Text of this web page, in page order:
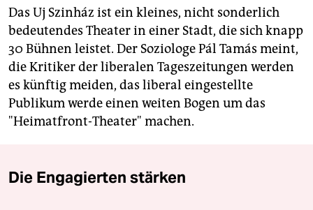
Das Uj Szinház ist ein kleines, nicht sonderlich
bedeutendes Theater in einer Stadt, die sich knapp
30 Bühnen leistet. Der Soziologe Pál Tamás meint,
die Kritiker der liberalen Tageszeitungen werden
es künftig meiden, das liberal eingestellte
Publikum werde einen weiten Bogen um das
"Heimatfront-Theater" machen.
Die Engagierten stärken